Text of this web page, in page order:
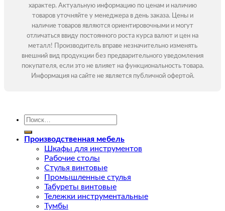
характер. Актуальную информацию по ценам и наличию
товаров уточняйте у менеджера в день заказа. Цены и
наличие товаров являются ориентировочными и могут
отличаться ввиду постоянного роста курса валют и цен на
металл! Производитель вправе незначительно изменять
внешний вид продукции без предварительного уведомления
покупателя, если это не влияет на функциональность товара.
Информация на сайте не является публичной офертой.
Искать:
Производственная мебель
Шкафы для инструментов
Рабочие столы
Стулья винтовые
Промышленные стулья
Табуреты винтовые
Тележки инструментальные
Тумбы